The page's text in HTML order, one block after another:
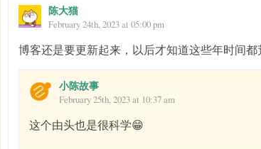
陈大猫
February 24th, 2023 at 05:00 pm
博客还是要更新起来，以后才知道这些年时间都
小陈故事
February 25th, 2023 at 10:37 am
这个由头也是很科学😁